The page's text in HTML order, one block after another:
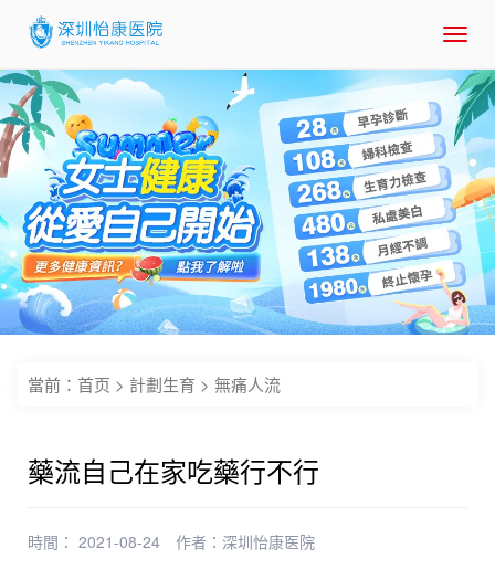
當前： 首页 > 計劃生育 > 無痛人流
藥流自己在家吃藥行不行
時間： 2021-08-24 作者： 深圳怡康医院